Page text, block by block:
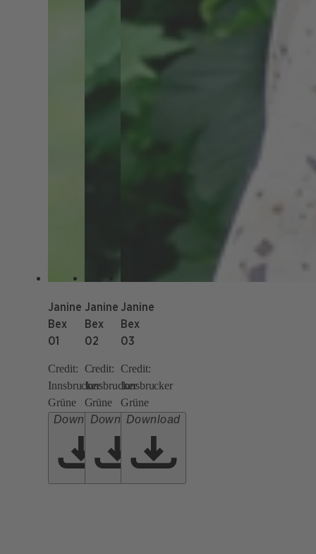
Janine
Bex
01
Credit:
Innsbrucker
Grüne
Download
Janine
Bex
02
Credit:
Innsbrucker
Grüne
Download
Janine
Bex
03
Credit:
Innsbrucker
Grüne
Download